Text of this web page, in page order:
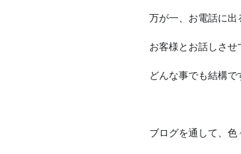
万が一、お電話に出
お客様とお話しさせ
どんな事でも結構で
ブログを通して、色